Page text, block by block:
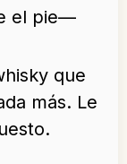
el pie—
que
más. Le